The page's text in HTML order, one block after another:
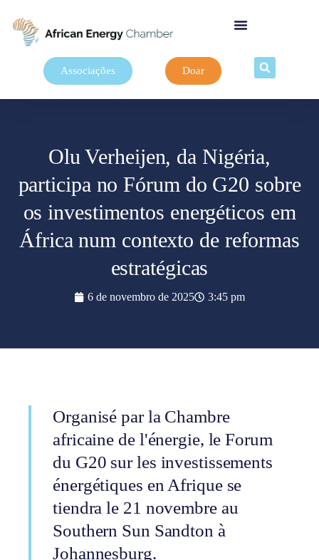
Associações Doar
Olu Verheijen, da Nigéria,
participa no Fórum do G20 sobre
os investimentos energéticos em
África num contexto de reformas
estratégicas
6 de novembro de 2025 3:45 pm
Organisé par la Chambre
africaine de l'énergie, le Forum
du G20 sur les investissements
énergétiques en Afrique se
tiendra le 21 novembre au
Southern Sun Sandton à
Johannesburg.